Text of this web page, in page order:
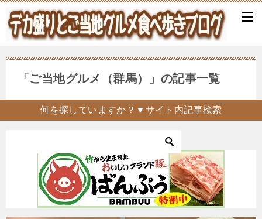
「ご当地グルメ（群馬）」の記事一覧
何を探していますか？▼サイト内記事検索